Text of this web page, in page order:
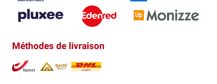
Méthodes de livraison